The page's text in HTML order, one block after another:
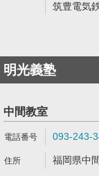
筑豊電気
明光義塾
中間教室
093-243-
福岡県中